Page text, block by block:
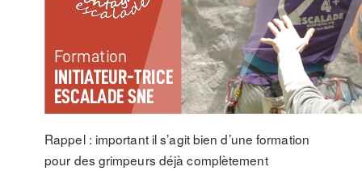
Rappel : important il s’agit bien d’une formation
pour des grimpeurs déjà complètement